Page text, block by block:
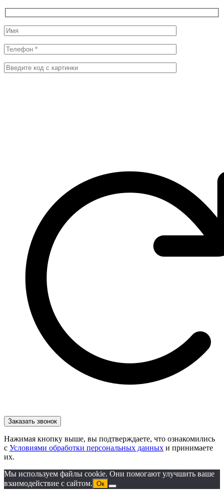
Нажимая кнопку выше, вы подтверждаете, что ознакомились
с Условиями обработки персональных данных и принимаете
их.
Мы используем файлы cookie. Они помогают улучшить ваше
взаимодействие с сайтом. Ок